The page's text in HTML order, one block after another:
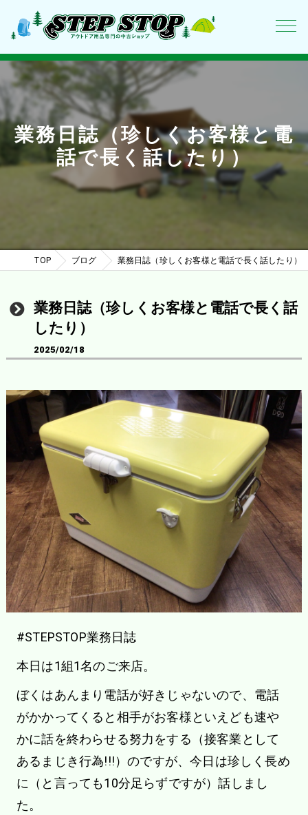
業務日誌（珍しくお客様と電
話で長く話したり）
TOP ブログ 業務日誌（珍しくお客様と電話で長く話したり）
業務日誌（珍しくお客様と電話で長く話
したり）
2025/02/18
#STEPSTOP業務日誌
本日は1組1名のご来店。
ぼくはあんまり電話が好きじゃないので、電話
がかかってくると相手がお客様といえども速や
かに話を終わらせる努力をする（接客業として
あるまじき行為!!!）のですが、今日は珍しく長め
に（と言っても10分足らずですが）話しまし
た。